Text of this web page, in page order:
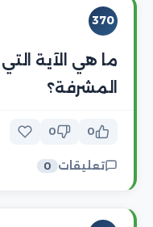
370
ما هي الآية
المشرفة؟
0
0
تعليقات 0